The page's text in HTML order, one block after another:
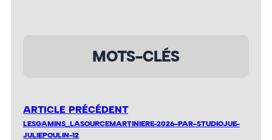
MOTS-CLÉS
ARTICLE PRÉCÉDENT
LESGAMINS_LASOURCEMARTINIERE-2026-PAR-STUDIOJUE-
JULIEPOULIN-12